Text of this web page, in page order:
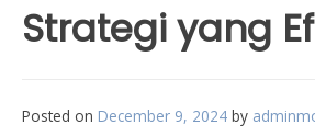
Strategi yang
Posted on December 9, 2024 by